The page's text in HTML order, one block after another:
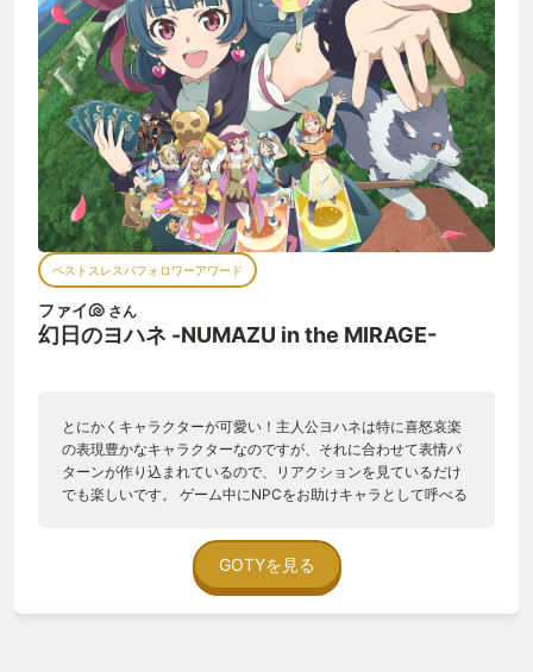
ベストスレスパフォロワーアワード
ファイ🐚 さん
幻日のヨハネ -NUMAZU in the MIRAGE-
とにかくキャラクターが可愛い！主人公ヨハネは特に喜怒哀楽
の表現豊かなキャラクターなのですが、それに合わせて表情パ
ターンが作り込まれているので、リアクションを見ているだけ
でも楽しいです。 ゲーム中にNPCをお助けキャラとして呼べる
は原作通り主人公をプレイヤーキャラクターとして選んだ時の
み人語を話し、他のキャラクターをプレイヤーとして選んだ時
は鳴き声のみになるという細かい演出にも感心しました。 ゲー
GOTYを見る